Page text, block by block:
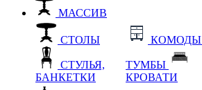
МАССИВ
СТОЛЫ
СТУЛЬЯ,
БАНКЕТКИ
КОМОДЫ
ТУМБЫ
КРОВАТИ